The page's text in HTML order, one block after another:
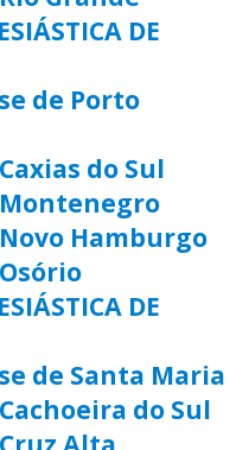
DE
de Porto
do Sul
Hamburgo
DE
de Santa Maria
do Sul